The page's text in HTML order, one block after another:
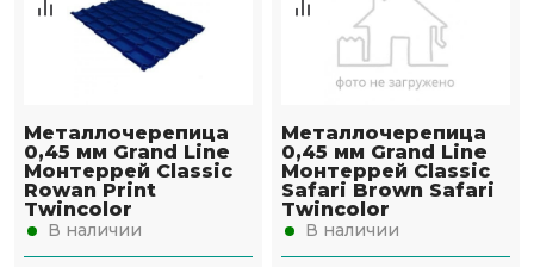
Металлочерепица
0,45 мм Grand Line
Монтеррей Classic
Rowan Print
Twincolor
В наличии
Металлочерепица
0,45 мм Grand Line
Монтеррей Classic
Safari Brown Safari
Twincolor
В наличии